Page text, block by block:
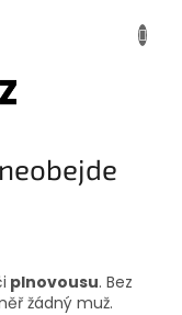
plnovousu. Bez
žádný muž.